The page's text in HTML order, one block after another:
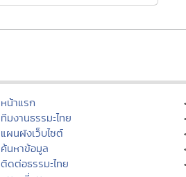
หน้าแรก
ทีมงานธรรมะไทย
แผนผังเว็บไซต์
ค้นหาข้อมูล
ติดต่อธรรมะไทย